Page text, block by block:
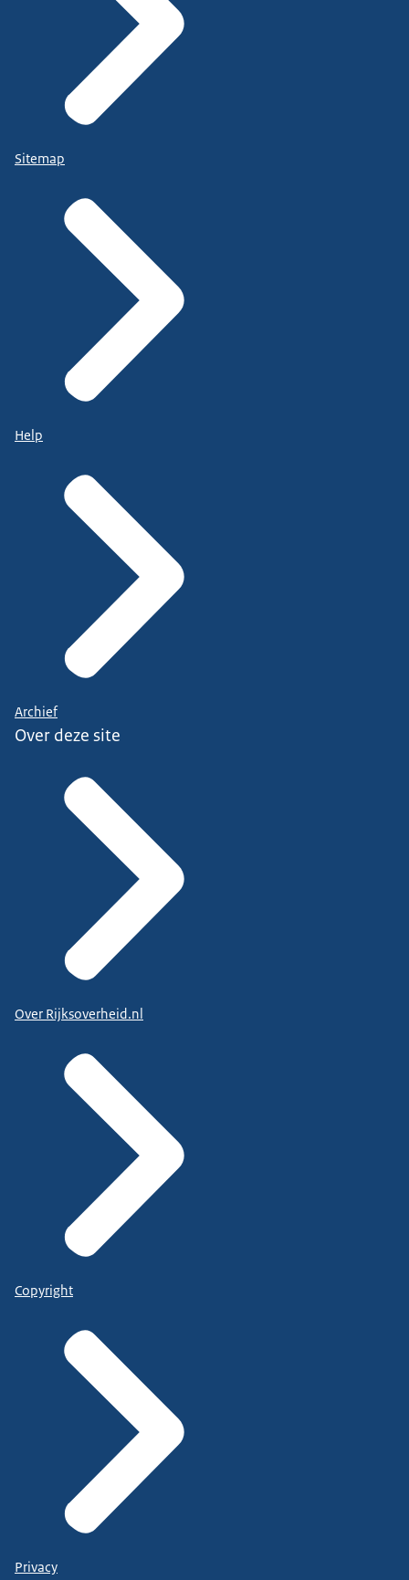
Sitemap
Help
Archief
Over deze site
Over Rijksoverheid.nl
Copyright
Privacy